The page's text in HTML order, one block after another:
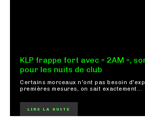
KLP frappe fort avec « 2AM »,
pour les nuits de club
Certains morceaux n'ont pas besoin
premières mesures, on sait exactement...
LIRE LA SUITE